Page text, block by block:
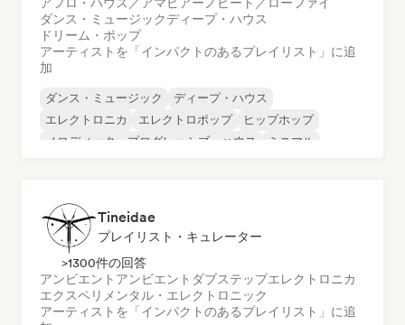
ダンス・ミュージックディープ・ハウス
ドリーム・ポップ
アーティストを「インパクトのあるプレイリスト」に追
加
ダンス・ミュージック
ディープ・ハウス
エレクトロニカ
エレクトロポップ
ヒップホップ
メロディック・プログレッシブ・ハウス
ミニマル
Tineidae
プレイリスト・キュレーター
>1300件の回答
アンビエント アンビエント ダブステップエレクトロニカ
エクスペリメンタル・エレクトロニック
アーティストを「インパクトのあるプレイリスト」に追